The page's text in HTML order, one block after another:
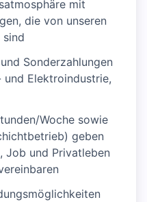
mit
die von unseren
Sonderzahlungen
Elektroindustrie,
Woche sowie
geben
Job und Privatleben